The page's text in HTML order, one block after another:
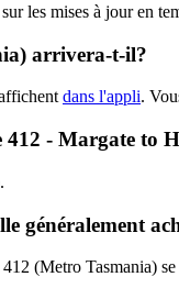
les mises à jour en
arrivera-t-il?
dans l'appli.
- Margate to
généralement
(Metro Tasmania)